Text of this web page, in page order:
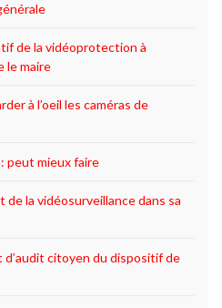
de la vidéoprotection à
le maire
à l’oeil les caméras de
peut mieux faire
de la vidéosurveillance dans sa
citoyen du dispositif de